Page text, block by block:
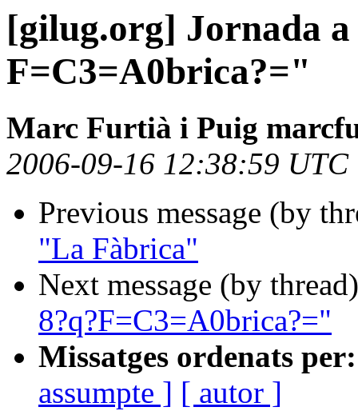
[gilug.org] Jornada
F=C3=A0brica?="
Marc Furtià i Puig
2006-09-16 12:38:59 UTC
Previous message (by
"La Fàbrica"
Next message (by
8?q?F=C3=A0brica?="
Missatges ordenats per:
assumpte ] [ autor ]